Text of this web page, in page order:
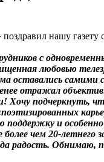
нашу
с
любовью
оставались
отражал
подчеркнуть,
и
чем 20-
радость.